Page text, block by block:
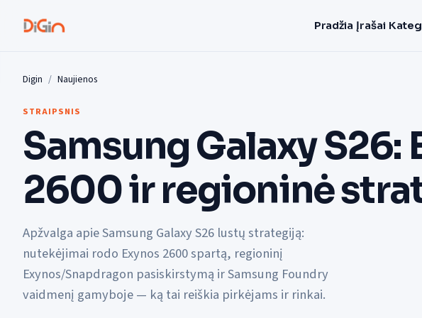
Pradžia Įrašai
Digin Naujienos
STRAIPSNIS
Samsung Galaxy S26:
2600 ir regioninė
Apžvalga apie Samsung Galaxy S26 lustų strategiją:
nutekėjimai rodo Exynos 2600 spartą, regioninį
Exynos/Snapdragon pasiskirstymą ir Samsung Foundry
vaidmenį gamyboje — ką tai reiškia pirkėjams ir rinkai.